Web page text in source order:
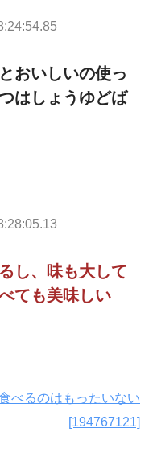
おいしいの使っ
はしょうゆどば
し、味も大して
ても美味しい
べるのはもったいない
[194767121]